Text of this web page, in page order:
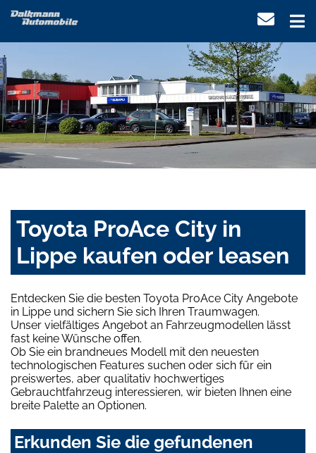
Toyota ProAce City in
Lippe kaufen oder leasen
Entdecken Sie die besten Toyota ProAce City Angebote
in Lippe und sichern Sie sich Ihren Traumwagen.
Unser vielfältiges Angebot an Fahrzeugmodellen lässt
fast keine Wünsche offen.
Ob Sie ein brandneues Modell mit den neuesten
technologischen Features suchen oder sich für ein
preiswertes, aber qualitativ hochwertiges
Gebrauchtfahrzeug interessieren, wir bieten Ihnen eine
breite Palette an Optionen.
Erkunden Sie die gefundenen